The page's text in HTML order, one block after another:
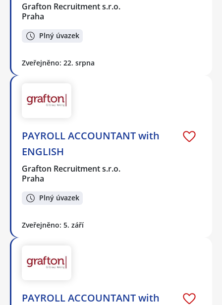
Grafton Recruitment s.r.o.
Praha
Plný úvazek
Zveřejněno: 22. srpna
PAYROLL ACCOUNTANT with
ENGLISH
Grafton Recruitment s.r.o.
Praha
Plný úvazek
Zveřejněno: 5. září
PAYROLL ACCOUNTANT with